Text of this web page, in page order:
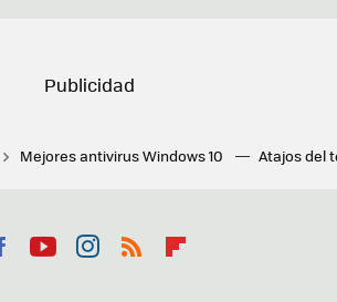
Mejores antivirus Windows 10 Atajos del